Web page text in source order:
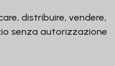
distribuire, vendere,
senza autorizzazione